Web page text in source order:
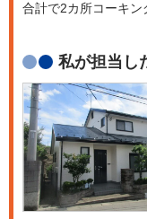
合計で2カ所コーキン
私が担当し